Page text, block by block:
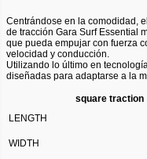
Centrándose en la comodidad,
de tracción Gara Surf Essential
que pueda empujar con fuerza
velocidad y conducción.
Utilizando lo último en
diseñadas para adaptarse a la
square traction
LENGTH
WIDTH